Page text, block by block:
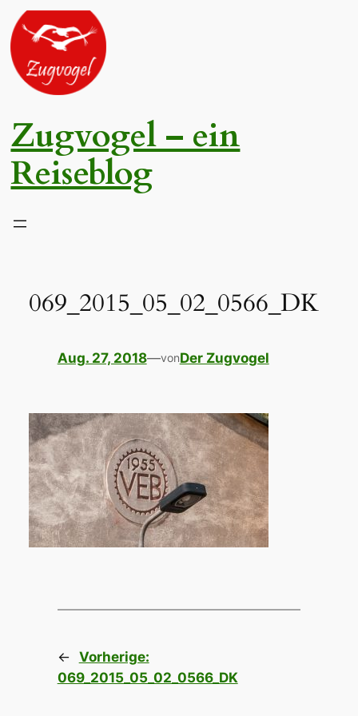
Zum
Inhalt
springen
Zugvogel – ein
Reiseblog
069_2015_05_02_0566_DK
Aug. 27, 2018—vonDer Zugvogel
← Vorherige:
069_2015_05_02_0566_DK